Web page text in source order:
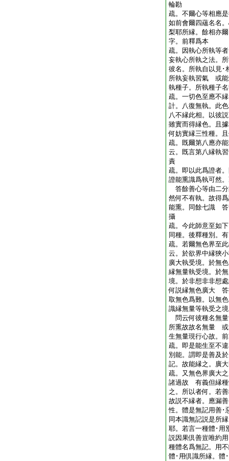
輪勘
疏。不爾心等相應
如前會爾四蘊名名
梨耶所縁。餘相亦
字。前釋爲本
疏。因執心所執等
妄執心所執之法。
彼名。所執自以見･
所執妄執習氣 或能
執種子。所執種子
疏。一切色至應不
計。八復無執。此
八不縁此相。以彼
雖實而得縁色。且
何妨實縁三性種。
疏。既爾第八應亦
云。既言第八縁執
責
疏。即以此爲證者
證能熏識爲執可然
答餘善心等由二
然何不有執。故得
能熏。同餘七識 答
攝
疏。今此師意至如
同種。後釋種別。
疏。若爾無色界至
云。於欲界中縁狹
廣大執受境。於無
縁無量執受境。於
境。於非想非非想
何説縁無色廣大 答
取無色爲難。以無
識縁無量等執受之
問云何彼種名無
所熏故故名無量 或
生無量現行心故。
疏。即是能生至不
別能。謂即是善及
記。故能縁之。廣
疏。又無色界廣大
諸過故 有義但縁種
之。所以者何。若
故説不縁者。應漏
性。體是無記用善･
同本識無記説是所
耶。若言一種體･用
説因果倶善豈唯約
種體名爲無記。用
體･用倶識所縁。體